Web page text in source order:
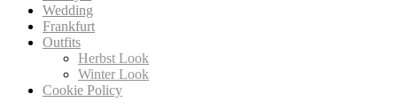
Wedding
Frankfurt
Outfits
Herbst Look
Winter Look
Cookie Policy